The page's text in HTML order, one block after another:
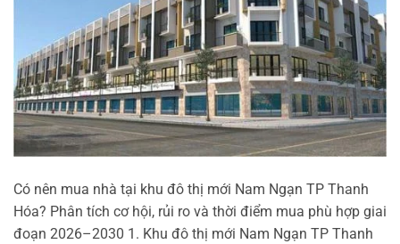
Có nên mua nhà tại khu đô thị mới Nam Ngạn TP Thanh
Hóa? Phân tích cơ hội, rủi ro và thời điểm mua phù hợp giai
đoạn 2026–2030 1. Khu đô thị mới Nam Ngạn TP Thanh